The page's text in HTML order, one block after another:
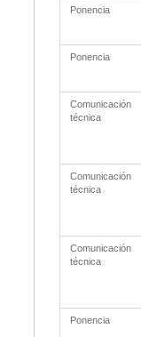
Ponencia
Ponencia
Comunicación
técnica
Comunicación
técnica
Comunicación
técnica
Ponencia